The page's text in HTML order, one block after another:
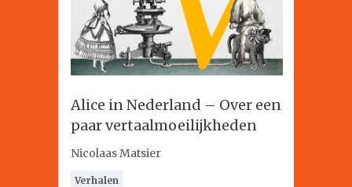
Alice in Nederland – Over een
paar vertaalmoeilijkheden
Nicolaas Matsier
Verhalen